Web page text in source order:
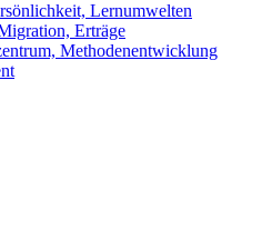
Lernumwelten
Erträge
Methodenentwicklung